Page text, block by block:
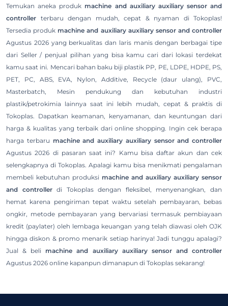
Temukan aneka produk machine and auxiliary auxiliary sensor and
controller terbaru dengan mudah, cepat & nyaman di Tokoplas!
Tersedia produk machine and auxiliary auxiliary sensor and controller
Agustus 2026 yang berkualitas dan laris manis dengan berbagai tipe
dari Seller / penjual pilihan yang bisa kamu cari dari lokasi terdekat
kamu saat ini. Mencari bahan baku biji plastik PP, PE, LDPE, HDPE, PS,
PET, PC, ABS, EVA, Nylon, Additive, Recycle (daur ulang), PVC,
Masterbatch, Mesin pendukung dan kebutuhan industri
plastik/petrokimia lainnya saat ini lebih mudah, cepat & praktis di
Tokoplas. Dapatkan keamanan, kenyamanan, dan keuntungan dari
harga & kualitas yang terbaik dari online shopping. Ingin cek berapa
harga terbaru machine and auxiliary auxiliary sensor and controller
Agustus 2026 di pasaran saat ini? Kamu bisa daftar akun dan cek
selengkapnya di Tokoplas. Apalagi kamu bisa menikmati pengalaman
membeli kebutuhan produksi machine and auxiliary auxiliary sensor
and controllerdi Tokoplas dengan fleksibel, menyenangkan, dan
hemat karena pengiriman tepat waktu setelah pembayaran, bebas
ongkir, metode pembayaran yang bervariasi termasuk pembiayaan
kredit (paylater) oleh lembaga keuangan yang telah diawasi oleh OJK
hingga diskon & promo menarik setiap harinya! Jadi tunggu apalagi?
Jual & beli machine and auxiliary auxiliary sensor and controller
Agustus 2026 online kapanpun dimanapun di Tokoplas sekarang!